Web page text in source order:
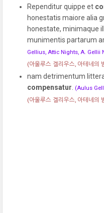
Rependitur quippe et
honestatis maiore alia
honestate, minimaque
munimentis partarum
Gellius, Attic Nights, A. Gellii
(아울루스 겔리우스, 아테네의
nam detrimentum
compensatur (Aulus
(아울루스 겔리우스, 아테네의